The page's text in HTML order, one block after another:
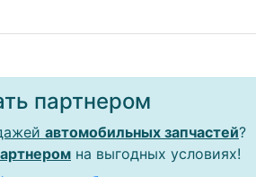
партнером
автомобильных запчастей?
на выгодных условиях!